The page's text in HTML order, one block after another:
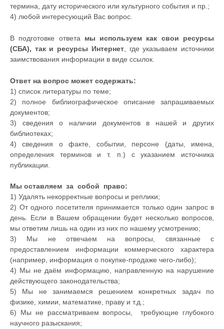
термина, дату исторического или культурного события и пр.;
4) любой интересующий Вас вопрос.
В подготовке ответа мы используем как свои ресурсы
(СБА), так и ресурсы Интернет, где указываем источники
заимствования информации в виде ссылок.
Ответ на вопрос может содержать:
1) список литературы по теме;
2) полное библиографическое описание запрашиваемых
документов;
3) сведения о наличии документов в нашей и других
библиотеках;
4) сведения о факте, событии, персоне (даты, имена,
определения терминов и т. п.) с указанием источника
публикации.
Мы оставляем за собой право:
1) Удалять некорректные вопросы и реплики;
2) От одного посетителя принимается только один запрос в
день. Если в Вашем обращении будет несколько вопросов,
мы ответим лишь на один из них по нашему усмотрению;
3) Мы не отвечаем на вопросы, связанные с
предоставлением информации коммерческого характера
(например, информация о покупке-продаже чего-либо);
4) Мы не даём информацию, направленную на нарушение
действующего законодательства;
5) Мы не занимаемся решением конкретных задач по
физике, химии, математике, праву и т.д.;
6) Мы не рассматриваем вопросы, требующие глубокого
научного разыскания;